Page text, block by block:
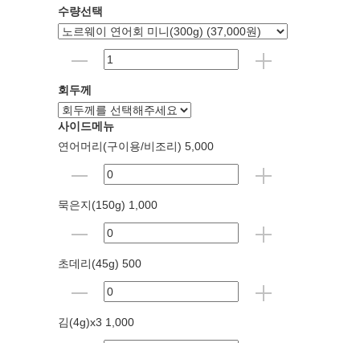
수량선택
회두께
사이드메뉴
연어머리(구이용/비조리) 5,000
묵은지(150g) 1,000
초데리(45g) 500
김(4g)x3 1,000